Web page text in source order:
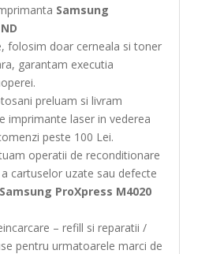
Samsung
folosim doar cerneala si toner
garantam executia
preluam si livram
imprimante laser in vederea
peste 100 Lei.
operatii de reconditionare
cartuselor uzate sau defecte
Samsung ProXpress M4020
– refill si reparatii /
pentru urmatoarele marci de